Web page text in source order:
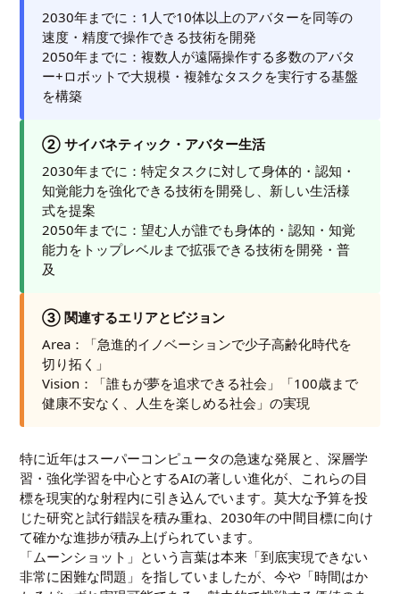
2030年までに：1人で10体以上のアバターを同等の
速度・精度で操作できる技術を開発
2050年までに：複数人が遠隔操作する多数のアバタ
ー+ロボットで大規模・複雑なタスクを実行する基盤
を構築
② サイバネティック・アバター生活
2030年までに：特定タスクに対して身体的・認知・
知覚能力を強化できる技術を開発し、新しい生活様
式を提案
2050年までに：望む人が誰でも身体的・認知・知覚
能力をトップレベルまで拡張できる技術を開発・普
及
③ 関連するエリアとビジョン
Area：「急進的イノベーションで少子高齢化時代を
切り拓く」
Vision：「誰もが夢を追求できる社会」「100歳まで
健康不安なく、人生を楽しめる社会」の実現
特に近年はスーパーコンピュータの急速な発展と、深層学
習・強化学習を中心とするAIの著しい進化が、これらの目
標を現実的な射程内に引き込んでいます。莫大な予算を投
じた研究と試行錯誤を積み重ね、2030年の中間目標に向け
て確かな進捗が積み上げられています。
「ムーンショット」という言葉は本来「到底実現できない
非常に困難な問題」を指していましたが、今や「時間はか